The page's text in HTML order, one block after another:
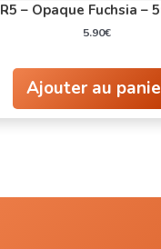
R5 – Opaque Fuchsia –
5.90€
Ajouter au